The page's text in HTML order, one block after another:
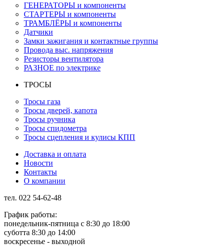
ГЕНЕРАТОРЫ и компоненты
СТАРТЕРЫ и компоненты
ТРАМБЛЁРЫ и компоненты
Датчики
Замки зажигания и контактные группы
Провода выс. напряжения
Резисторы вентилятора
РАЗНОЕ по электрике
ТРОСЫ
Тросы газа
Тросы дверей, капота
Тросы ручника
Тросы спидометра
Тросы сцепления и кулисы КПП
Доставка и оплата
Новости
Контакты
О компании
тел. 022 54-62-48
График работы:
понедельник-пятница с 8:30 до 18:00
суботта 8:30 до 14:00
воскресенье - выходной